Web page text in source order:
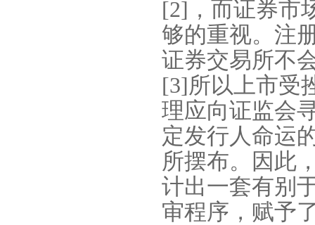
[2] ，而证券
够的重视。注
证券交易所不
[3]所以上市受
理应向证监会
定发行人命运
所摆布。因此
计出一套有别
审程序，赋予